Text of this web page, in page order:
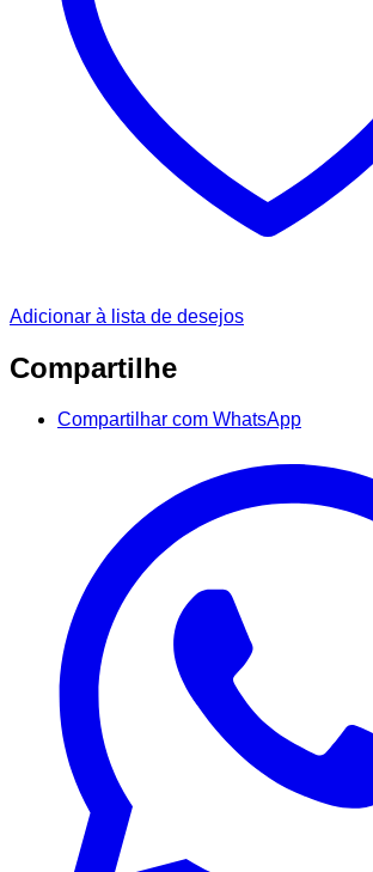
Adicionar à lista de desejos
Compartilhe
Compartilhar com WhatsApp